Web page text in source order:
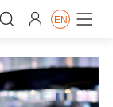

 EN